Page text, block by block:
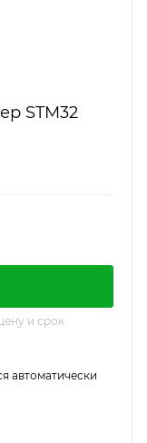
STM32
и срок
автоматически